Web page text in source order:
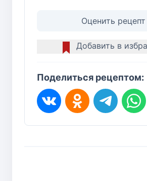
Оценить рецепт
Добавить в
Поделиться рецептом: